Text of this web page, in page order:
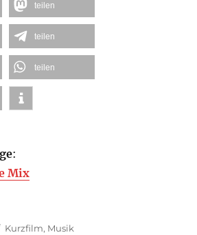
teilen
teilen
teilen
:
Mix
Kategorien
Kurzfilm, Musik